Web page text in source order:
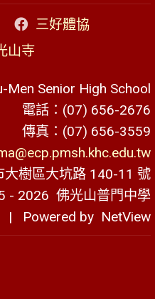
三好體協
山寺
Senior High School
電話：(07) 656-2676
傳真：(07) 656-3559
樹區大坑路 140-11 號
- 2026 佛光山普門中學
| Powered by NetView